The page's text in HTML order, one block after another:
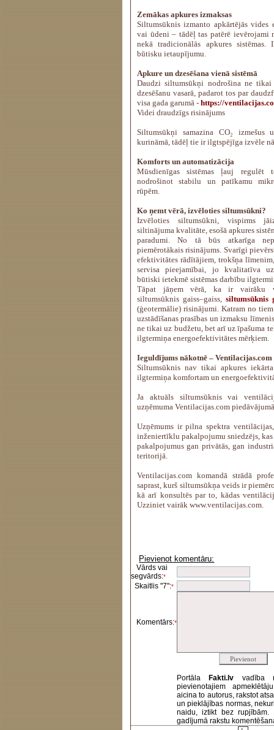
Zemākas apkures izmaksas
Siltumsūknis izmanto apkārtējās vides
vai ūdeni – tādēļ tas patērē ievērojami
nekā tradicionālās apkures sistēmas.
būtisku ietaupījumu.
Apkure un dzesēšana vienā sistēmā
Daudzi siltumsūkņi nodrošina ne
dzesēšanu vasarā, padarot tos par
visa gada garumā - https://
Videi draudzīgs risinājums
Siltumsūkņi samazina CO₂
kurināmā, tādēļ tie ir ilgtspējīga izvēle
Komforts un automatizācija
Mūsdienīgas sistēmas ļauj regulēt
nodrošinot stabilu un patīkamu
rūpēm.
Ko ņemt vērā, izvēloties siltumsūkni?
Izvēloties siltumsūkni, vispirms
siltinājuma kvalitāte, esošā apkures
paradumi. No tā būs atkarīga
piemērotākais risinājums. Svarīgi
efektivitātes rādītājiem, trokšņa
servisa pieejamībai, jo kvalitatīva
būtiski ietekmē sistēmas darbību
Tāpat jāņem vērā, ka ir vairāku
siltumsūknis gaiss–gaiss, siltumsūknis
(ģeotermālie) risinājumi. Katram no
uzstādīšanas prasības un izmaksu
ne tikai uz budžetu, bet arī uz īpašuma
ilgtermiņa energoefektivitātes mērķiem.
Ieguldījums nākotnē – Ventilacijas.com
Siltumsūknis nav tikai apkures
ilgtermiņa komfortam un
Ja aktuāls siltumsūknis vai
uzņēmuma Ventilacijas.com
Uzņēmums ir pilna spektra
inženiertīklu pakalpojumu sniedzējs,
pakalpojumus gan privātās, gan
teritorijā.
Ventilacijas.com komandā strādā
saprast, kurš siltumsūkņa veids ir
kā arī konsultēs par to, kādas
Uzziniet vairāk www.ventilacijas.com.
Pievienot komentāru:
Vārds vai
segvārds:*
Skaitlis "7":*
Komentārs:*
Portāla Fakti.lv vadība
pievienotajiem
aicina to autorus, rakstot
un pieklājības normas,
naidu, iztikt bez rupjībām.
gadījumā rakstu